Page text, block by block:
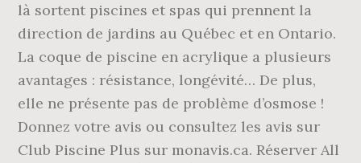
là sortent piscines et spas qui prennent la
direction de jardins au Québec et en Ontario.
La coque de piscine en acrylique a plusieurs
avantages : résistance, longévité… De plus,
elle ne présente pas de problème d’osmose !
Donnez votre avis ou consultez les avis sur
Club Piscine Plus sur monavis.ca. Réserver All